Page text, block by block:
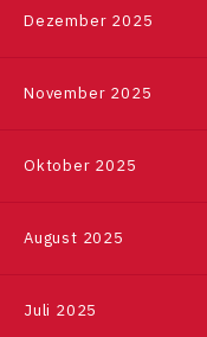
Referenzen
Deutschland
Dezember 2025
November 2025
Oktober 2025
August 2025
Juli 2025